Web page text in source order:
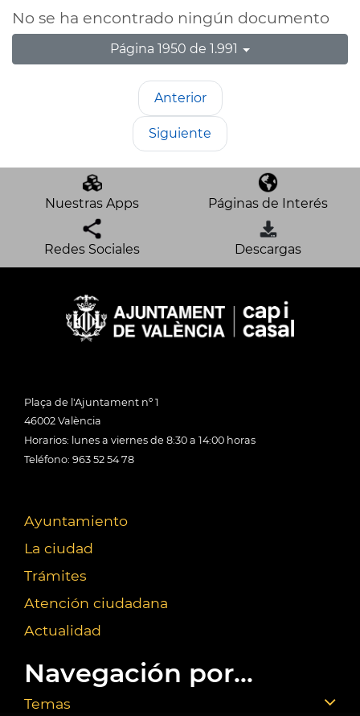
No se ha encontrado ningún documento
Página 1950 de 1.991
Anterior
Siguiente
Nuestras Apps Páginas de Interés
Redes Sociales Descargas
Plaça de l'Ajuntament nº 1
46002 València
Horarios: lunes a viernes de 8:30 a 14:00 horas
Teléfono: 963 52 54 78
Ayuntamiento
La ciudad
Trámites
Atención ciudadana
Actualidad
Navegación por...
Temas